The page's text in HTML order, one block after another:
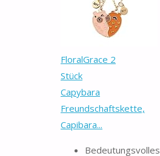
FloralGrace 2
Stück
Capybara
Freundschaftskette,
Capibara...
Bedeutungsvolles